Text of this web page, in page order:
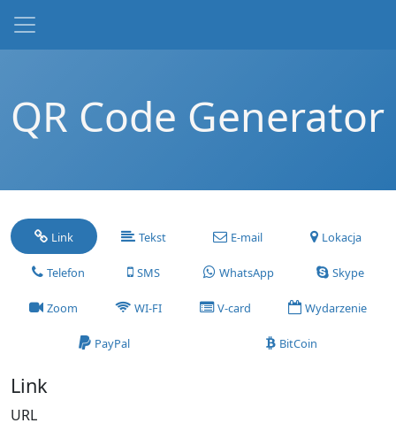
QR Code Generator
Link Tekst E-mail Lokacja
Telefon SMS WhatsApp Skype
Zoom WI-FI V-card Wydarzenie
PayPal BitCoin
Link
URL